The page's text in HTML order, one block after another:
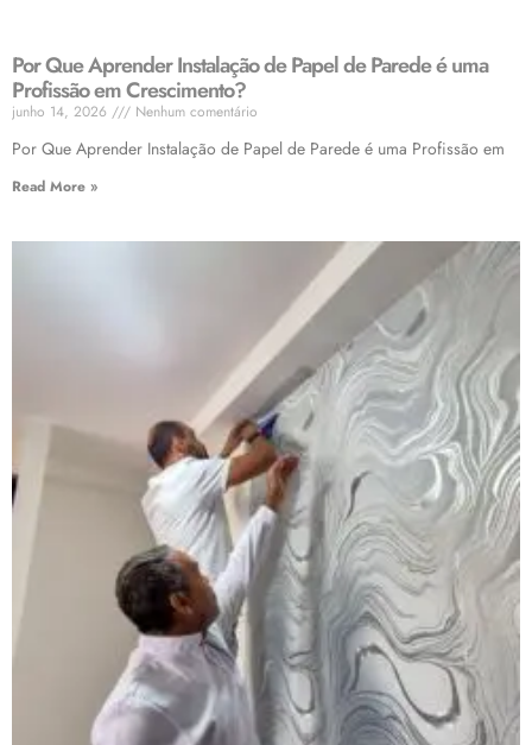
Por Que Aprender Instalação de Papel de Parede é uma
Profissão em Crescimento?
junho 14, 2026 Nenhum comentário
Por Que Aprender Instalação de Papel de Parede é uma Profissão em
Read More »